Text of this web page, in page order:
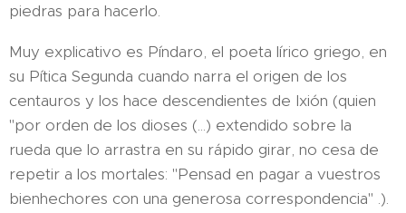
piedras para hacerlo.
Muy explicativo es Píndaro, el poeta lírico griego, en
su Pítica Segunda cuando narra el origen de los
centauros y los hace descendientes de Ixión (quien
"por orden de los dioses (...) extendido sobre la
rueda que lo arrastra en su rápido girar, no cesa de
repetir a los mortales: "Pensad en pagar a vuestros
bienhechores con una generosa correspondencia" .).